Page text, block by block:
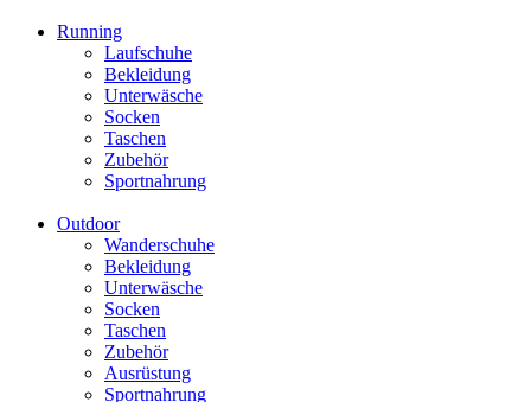
Running
Laufschuhe
Bekleidung
Unterwäsche
Socken
Taschen
Zubehör
Sportnahrung
Outdoor
Wanderschuhe
Bekleidung
Unterwäsche
Socken
Taschen
Zubehör
Ausrüstung
Sportnahrung